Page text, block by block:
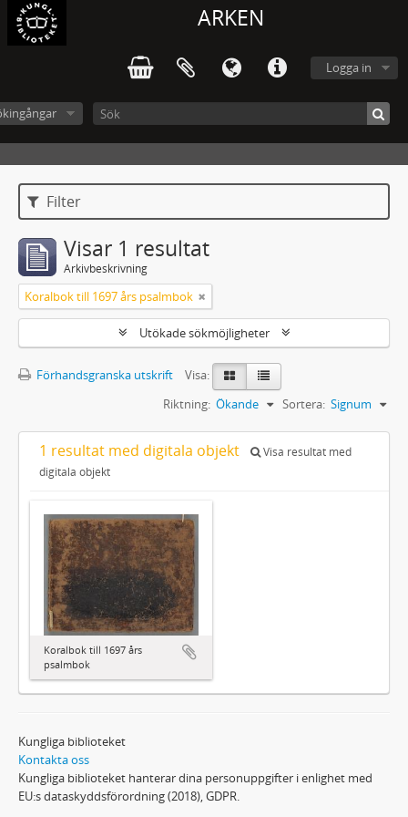
ARKEN
Logga in
Filter
Visar 1 resultat
Arkivbeskrivning
Koralbok till 1697 års psalmbok
Utökade sökmöjligheter
Förhandsgranska utskrift
Visa:
Sortera: Signum
Riktning: Ökande
1 resultat med digitala objekt
Visa resultat med
digitala objekt
Koralbok till 1697 års
psalmbok
Kungliga biblioteket
Kontakta oss
Kungliga biblioteket hanterar dina personuppgifter i enlighet med
EU:s dataskyddsförordning (2018), GDPR.